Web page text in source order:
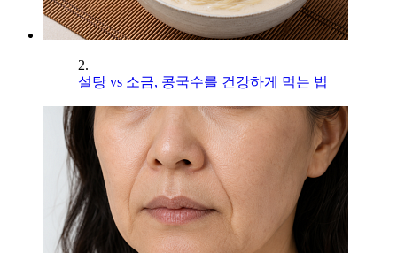
2.
설탕 vs 소금, 콩국수를 건강하게 먹는 법